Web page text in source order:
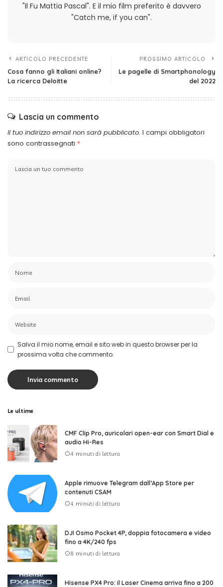
"Il Fu Mattia Pascal". E il mio film preferito è davvero
"Catch me, if you can".
ARTICOLO PRECEDENTE
Cosa fanno gli Italiani online?
La ricerca Deloitte
PROSSIMO ARTICOLO
Le pagelle di Smartphonology
del 2022
Lascia un commento
Il tuo indirizzo email non sarà pubblicato. I campi obbligatori
sono contrassegnati *
Salva il mio nome, email e sito web in questo browser per la
prossima volta che commento.
Le ultime
CMF Clip Pro, auricolari open-ear con Smart Dial e
audio Hi-Res
4 minuti di lettura
Apple rimuove Telegram dall’App Store per
contenuti CSAM
4 minuti di lettura
DJI Osmo Pocket 4P, doppia fotocamera e video
fino a 4K/240 fps
8 minuti di lettura
Hisense PX4 Pro: il Laser Cinema arriva fino a 200